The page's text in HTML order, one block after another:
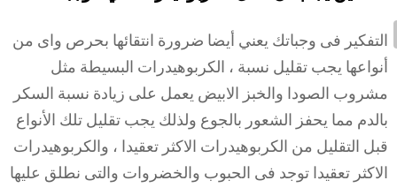
التفكير فى وجباتك يعني أيضا ضرورة انتقائها بحرص واى من
أنواعها يجب تقليل نسبة ، الكربوهيدرات البسيطة مثل
مشروب الصودا والخبز الابيض يعمل على زيادة نسبة السكر
بالدم مما يحفز الشعور بالجوع ولذلك يجب تقليل تلك الأنواع
قبل التقليل من الكربوهيدرات الاكثر تعقيدا ، والكربوهيدرات
الاكثر تعقيدا توجد فى الحبوب والخضروات والتى نطلق عليها